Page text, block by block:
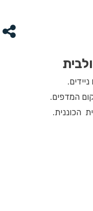
המדפים.
הכוננית.